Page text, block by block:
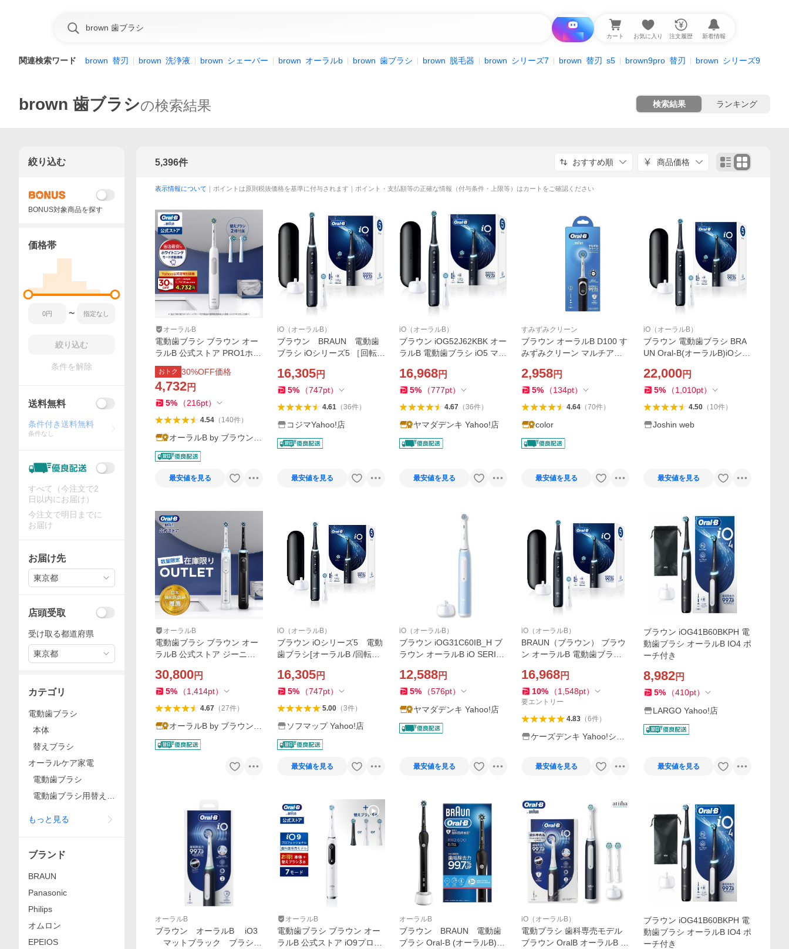
i と探す カート お気に入り 注文履歴 新着情報
関連検索ワード brown 替刃 brown 洗浄液 brown シェーバー brown オーラルb brown 歯ブラシ brown 脱毛器 brown シリーズ7 brown 替刃 s5 brown9pro 替刃 brown シリーズ9
brown 歯ブラシの検索結果 検索結果 ランキング
5,396件 おすすめ順 商品価格
表示情報について ｜ポイントは原則税抜価格を基準に付与されます｜ポイント・支払額等の正確な情報（付与条件・上限等）はカートをご確認ください
オーラルB
電動歯ブラシ ブラウン オー
ラルB 公式ストア PRO1ホワ
イト替えブラシ1本増量セッ
ト Braun Oral-B 本体 充電式
正規品 プロ1 歯垢除去 歯磨
き D305.523.3WT
おトク 30%OFF価格
4,732円
5% （216pt）
4.54（ 140件）
オーラルB by ブラウン公
式
最安値を見る
iO（オーラルB）
ブラウン BRAUN 電動歯
ブラシ iOシリーズ5 ［回転
16,305円
5% （747pt）
4.61（36件）
コジマYahoo!店
最安値を見る
iO（オーラルB）
ブラウン iOG52J62KBK オー
ラルB 電動歯ブラシ iO5 マッ
ル 1本 ブラシヘッド 1本 歯
磨き Oral-B
16,968円
5% （777pt）
4.67（36件）
ヤマダデンキ Yahoo!店
最安値を見る
すみずみクリーン
ブラウン オーラルB D100 す
みずみクリーン マルチアク
2,958円
5% （134pt）
4.64（70件）
color
最安値を見る
iO（オーラルB）
ブラウン 電動歯ブラシ BRA
UN Oral-B(オーラルB)iOシリ
種別A
22,000円
5% （1,010pt）
4.50（ 10件）
Joshin web
最安値を見る
オーラルB
電動歯ブラシ ブラウン オー
ラルB 公式ストア ジーニア
式 正規品 歯垢除去
30,800円
5% （1,414pt）
4.67（27件）
オーラルB by ブラウン公
式
iO（オーラルB）
ブラウン iOシリーズ5 電動
歯ブラシ[オーラルB /回転式]
回転式］
16,305円
5% （747pt）
5.00（3件）
ソフマップ Yahoo!店
最安値を見る
iO（オーラルB）
ブラウン iOG31C60IB_H ブ
ラウン オーラルB iO SERIES
ブラシヘッド 1本 アイスブル
ー
12,588円
5% （576pt）
ヤマダデンキ Yahoo!店
最安値を見る
iO（オーラルB）
BRAUN（ブラウン） ブラウ
ン オーラルB 電動歯ブラシ i
16,968円
10% （1,548pt）
要エントリー
4.83（6件）
ケーズデンキ Yahoo!ショ
最安値を見る
ブラウン iOG41B60BKPH 電
動歯ブラシ オーラルB IO4 ポ
ーチ付き
8,982円
5% （410pt）
LARGO Yahoo!店
最安値を見る
オーラルB
ブラウン オーラルB iO3
マットブラック ブラシハ
オーラルB
電動歯ブラシ ブラウン オー
ラルB 公式ストア iO9プロフ
オーラルB
ブラウン BRAUN 電動歯
ブラシ Oral-B (オーラルB)プ
iO（オーラルB）
電動ブラシ 歯科専売モデル
ブラウン OralB オーラルB iO
ブラウン iOG41B60BKPH 電
動歯ブラシ オーラルB IO4 ポ
ーチ付き
絞り込む
BONUS対象商品を探す
価格帯
〜
絞り込む
条件を解除
送料無料
条件付き送料無料
条件なし
すべて（今注文で2
日以内にお届け）
今注文で明日までに
お届け
お届け先
東京都
店頭受取
受け取る都道府県
東京都
カテゴリ
電動歯ブラシ
本体
替えブラシ
オーラルケア家電
電動歯ブラシ
電動歯ブラシ用替えブ
もっと見る
ブランド
BRAUN
Panasonic
Philips
オムロン
EPEIOS